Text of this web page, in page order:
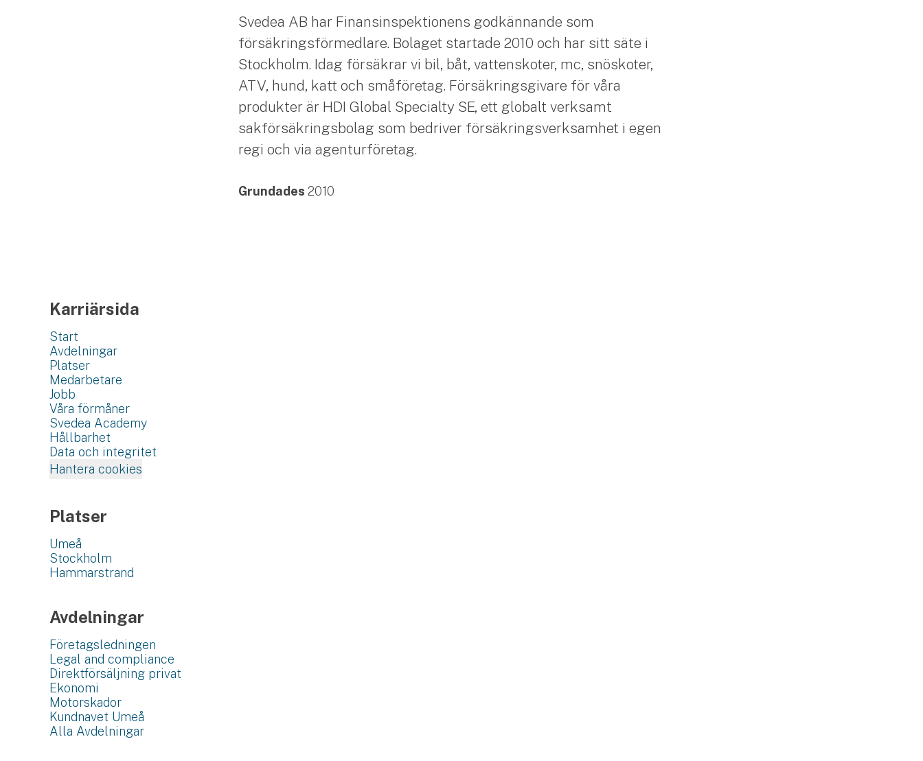
Svedea AB har Finansinspektionens godkännande som
försäkringsförmedlare. Bolaget startade 2010 och har sitt säte i
Stockholm. Idag försäkrar vi bil, båt, vattenskoter, mc, snöskoter,
ATV, hund, katt och småföretag. Försäkringsgivare för våra
produkter är HDI Global Specialty SE, ett globalt verksamt
sakförsäkringsbolag som bedriver försäkringsverksamhet i egen
regi och via agenturföretag.
Grundades 2010
Karriärsida
Start
Avdelningar
Platser
Medarbetare
Jobb
Våra förmåner
Svedea Academy
Hållbarhet
Data och integritet
Hantera cookies
Platser
Umeå
Stockholm
Hammarstrand
Avdelningar
Företagsledningen
Legal and compliance
Direktförsäljning privat
Ekonomi
Motorskador
Kundnavet Umeå
Alla Avdelningar